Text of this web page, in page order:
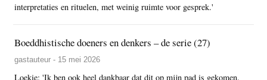
interpretaties en rituelen, met weinig ruimte voor gesprek.'
Boeddhistische doeners en denkers – de serie (27)
gastauteur - 15 mei 2026
Loekie: 'Ik ben ook heel dankbaar dat dit op mijn pad is gekomen.